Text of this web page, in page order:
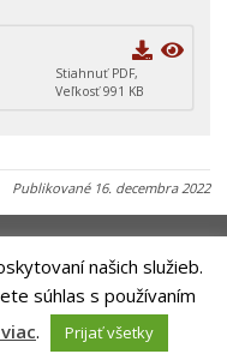
Stiahnuť PDF,
Veľkosť 991 KB
Publikované 16. decembra 2022
-MVI
našich služieb.
súhlas s používaním
. Prijať všetky